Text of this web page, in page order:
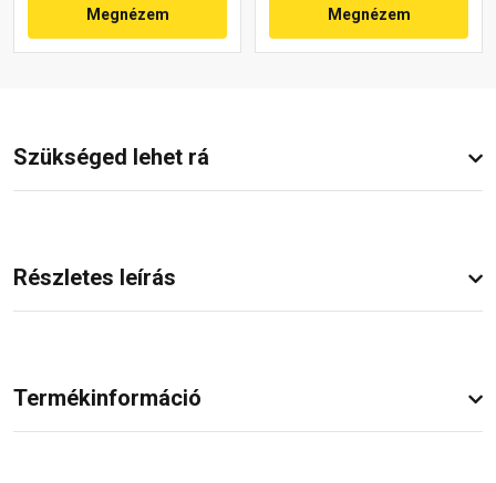
Megnézem Megnézem
Szükséged lehet rá
Részletes leírás
Termékinformáció